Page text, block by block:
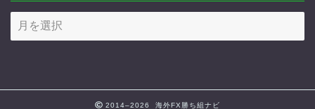
過
去
覧
2014–2026 海外FX勝ち組ナビ